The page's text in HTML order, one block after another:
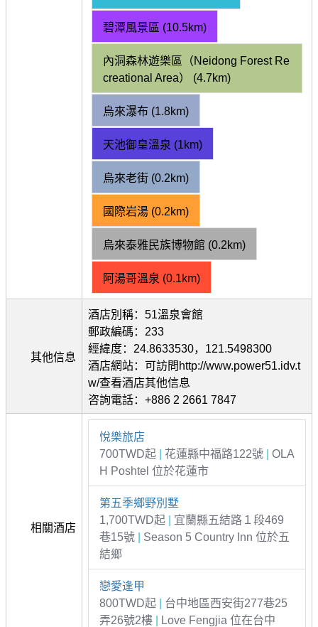
碧潭風景區 (10.5km)
內洞森林遊樂區（Neidong Forest Re
creational Area） (4.7km)
烏來瀑布 (1.8km)
天池御皇溫泉 (1km)
烏來老街 (0.2km)
國際岩湯 (0.2km)
烏來泰雅民族博物館 (0.2km)
阿湯哥溫泉 (0.1km)
其他信息
酒店別稱：51溫泉會館
郵政編碼：233
經緯度：24.8633530，121.5498300
酒店網站：可訪問http://www.power51.idv.t
w/查看酒店其他信息
咨詢電話：+886 2 2661 7847
相關酒店
悅樂旅店
700TWD起
花蓮縣中福路122號
OLA
H Poshtel 位於花蓮市
第五季鄉野別墅
1,700TWD起
宜蘭縣五結路１段469
巷15號
Season 5 Country Inn 位於五
結鄉
戀愛逢甲
800TWD起
台中地區西安街277巷25
弄26號2樓
Love Fengjia 位在台中